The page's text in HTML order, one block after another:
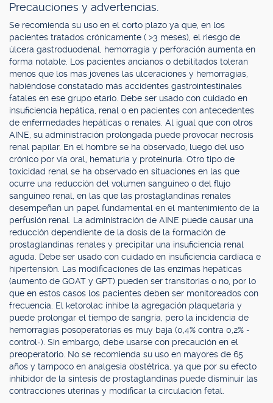
Precauciones y advertencias.
Se recomienda su uso en el corto plazo ya que, en los
pacientes tratados crónicamente ( >3 meses), el riesgo de
úlcera gastroduodenal, hemorragia y perforación aumenta en
forma notable. Los pacientes ancianos o debilitados toleran
menos que los más jóvenes las ulceraciones y hemorragias,
habiéndose constatado más accidentes gastrointestinales
fatales en ese grupo etario. Debe ser usado con cuidado en
insuficiencia hepática, renal o en pacientes con antecedentes
de enfermedades hepáticas o renales. Al igual que con otros
AINE, su administración prolongada puede provocar necrosis
renal papilar. En el hombre se ha observado, luego del uso
crónico por vía oral, hematuria y proteinuria. Otro tipo de
toxicidad renal se ha observado en situaciones en las que
ocurre una reducción del volumen sanguíneo o del flujo
sanguíneo renal, en las que las prostaglandinas renales
desempeñan un papel fundamental en el mantenimiento de la
perfusión renal. La administración de AINE puede causar una
reducción dependiente de la dosis de la formación de
prostaglandinas renales y precipitar una insuficiencia renal
aguda. Debe ser usado con cuidado en insuficiencia cardíaca e
hipertensión. Las modificaciones de las enzimas hepáticas
(aumento de GOAT y GPT) pueden ser transitorias o no, por lo
que en estos casos los pacientes deben ser monitoreados con
frecuencia. El ketorolac inhibe la agregación plaquetaria y
puede prolongar el tiempo de sangría, pero la incidencia de
hemorragias posoperatorias es muy baja (0,4% contra 0,2% -
control-). Sin embargo, debe usarse con precaución en el
preoperatorio. No se recomienda su uso en mayores de 65
años y tampoco en analgesia obstétrica, ya que por su efecto
inhibidor de la síntesis de prostaglandinas puede disminuir las
contracciones uterinas y modificar la circulación fetal.